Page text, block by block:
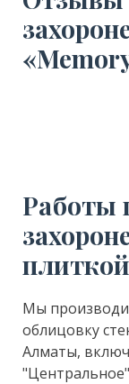
Работы
Мы
облицовку
Алматы,